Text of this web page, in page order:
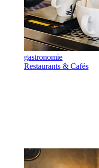
gastronomie
Restaurants & Cafés